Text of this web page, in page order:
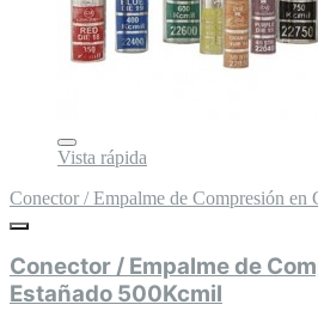
Vista rápida
Conector / Empalme de Compresión en
Conector / Empalme de
Estañado 500Kcmil